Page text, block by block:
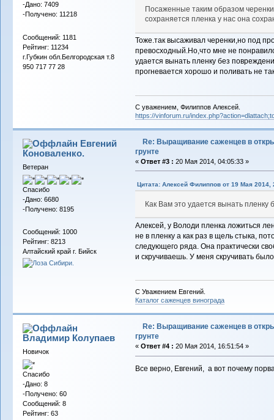
-Дано: 7409
-Получено: 11218
Сообщений: 1181
Рейтинг: 11234
г.Губкин обл.Белгородская т.8
950 717 77 28
Посаженные таким образом
сохраняется пленка у нас она
Тоже.так высаживал черенки,но под
превосходный.Но,что мне не
удается вынать пленку без
прогневается хорошо и поливать не
С уважением, Филиппов Алексей.
https://vinforum.ru/
Евгений
Коноваленко.
Ветеран
Спасибо
-Дано: 6680
-Получено: 8195
Сообщений: 1000
Рейтинг: 8213
Алтайский край г. Бийск
Re: Выращивание саженцев в
грунте
« Ответ #3 : 20 Мая 2014, 04:05:33 »
Цитата: Алексей Филиппов от 19 Мая 2014,
Как Вам это удается вынать пленку
Алексей, у Володи пленка ложиться
не в пленку а как раз в щель стыка,
следующего ряда. Она практически
и скручиваешь. У меня скручивать
С Уважением Евгений.
Каталог саженцев винограда
Владимир Колупаев
Новичок
Спасибо
-Дано: 8
-Получено: 60
Сообщений: 8
Рейтинг: 63
Re: Выращивание саженцев в
грунте
« Ответ #4 : 20 Мая 2014, 16:51:54 »
Все верно, Евгений, а вот почему